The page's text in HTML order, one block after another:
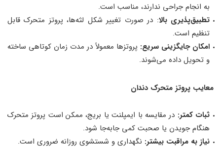
به انجام جراحی ندارند، مناسب است.
تطبیق‌پذیری بالا: در صورت تغییر شکل لثه‌ها، پروتز متحرک قابل
تنظیم است.
امکان جایگزینی سریع: پروتزها معمولاً در مدت زمان کوتاهی ساخته
و تحویل داده می‌شوند.
معایب پروتز متحرک دندان
ثبات کمتر: در مقایسه با ایمپلنت یا بریج، ممکن است پروتز متحرک
هنگام جویدن یا صحبت کمی جابه‌جا شود.
نیاز به مراقبت بیشتر: نگهداری و شستشوی روزانه ضروری است.